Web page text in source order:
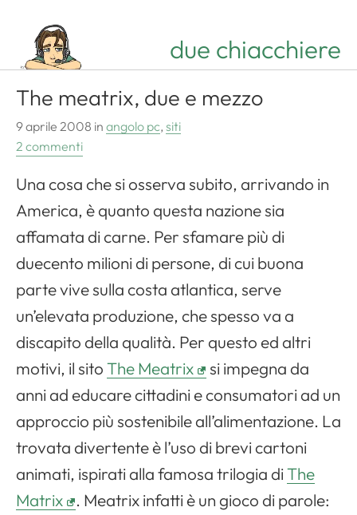
due chiacchiere
The meatrix, due e mezzo
9 aprile 2008 in angolo pc, siti
2 commenti
Una cosa che si osserva subito, arrivando in
America, è quanto questa nazione sia
affamata di carne. Per sfamare più di
duecento milioni di persone, di cui buona
parte vive sulla costa atlantica, serve
un’elevata produzione, che spesso va a
discapito della qualità. Per questo ed altri
motivi, il sitoThe Meatrix
si impegna da
anni ad educare cittadini e consumatori ad un
approccio più sostenibile all’alimentazione. La
trovata divertente è l’uso di brevi cartoni
animati, ispirati alla famosa trilogia diThe
Matrix
. Meatrix infatti è un gioco di parole: